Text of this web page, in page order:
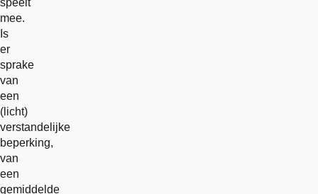
speelt
mee.
Is
er
sprake
van
een
(licht)
verstandelijke
beperking,
van
een
gemiddelde